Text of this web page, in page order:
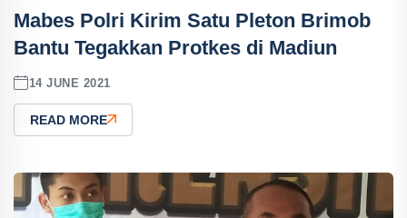
Mabes Polri Kirim Satu Pleton Brimob
Bantu Tegakkan Protkes di Madiun
14 JUNE 2021
READ MORE